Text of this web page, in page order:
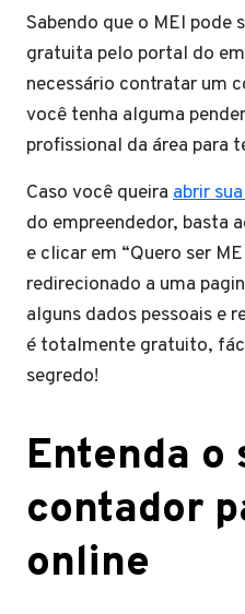
Sabendo que o MEI pode
gratuita pelo portal do
necessário contratar um
você tenha alguma
profissional da área para
Caso você queira abrir
do empreendedor, basta
e clicar em “Quero ser
redirecionado a uma
alguns dados pessoais e
é totalmente gratuito,
segredo!
Entenda o
contador
online